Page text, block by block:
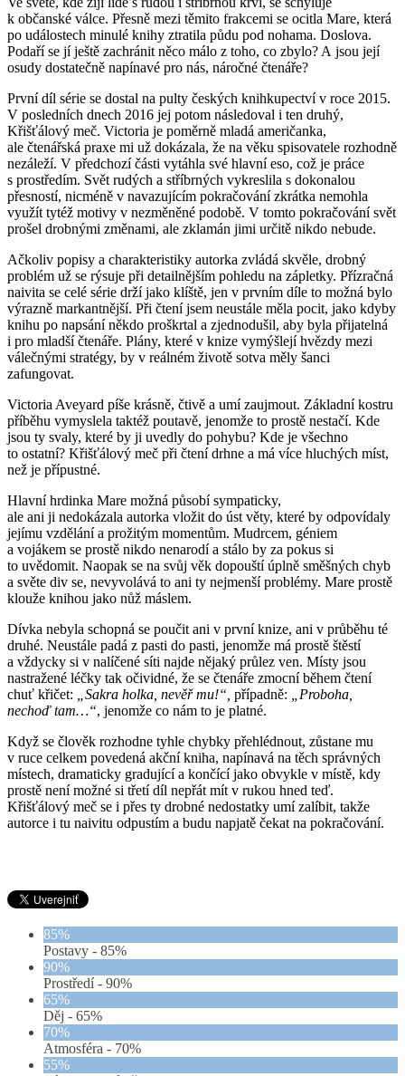
k občanské válce. Přesně mezi těmito frakcemi se ocitla Mare, která
po událostech minulé knihy ztratila půdu pod nohama. Doslova.
Podaří se jí ještě zachránit něco málo z toho, co zbylo? A jsou její
osudy dostatečně napínavé pro nás, náročné čtenáře?
První díl série se dostal na pulty českých knihkupectví v roce 2015.
V posledních dnech 2016 jej potom následoval i ten druhý,
Křišťálový meč. Victoria je poměrně mladá američanka,
ale čtenářská praxe mi už dokázala, že na věku spisovatele rozhodně
nezáleží. V předchozí části vytáhla své hlavní eso, což je práce
s prostředím. Svět rudých a stříbrných vykreslila s dokonalou
přesností, nicméně v navazujícím pokračování zkrátka nemohla
využít tytéž motivy v nezměněné podobě. V tomto pokračování svět
prošel drobnými změnami, ale zklamán jimi určitě nikdo nebude.
Ačkoliv popisy a charakteristiky autorka zvládá skvěle, drobný
problém už se rýsuje při detailnějším pohledu na zápletky. Přízračná
naivita se celé série drží jako klíště, jen v prvním díle to možná bylo
výrazně markantnější. Při čtení jsem neustále měla pocit, jako kdyby
knihu po napsání někdo proškrtal a zjednodušil, aby byla přijatelná
i pro mladší čtenáře. Plány, které v knize vymýšlejí hvězdy mezi
válečnými stratégy, by v reálném životě sotva měly šanci
zafungovat.
Victoria Aveyard píše krásně, čtivě a umí zaujmout. Základní kostru
příběhu vymyslela taktéž poutavě, jenomže to prostě nestačí. Kde
jsou ty svaly, které by ji uvedly do pohybu? Kde je všechno
to ostatní? Křišťálový meč při čtení drhne a má více hluchých míst,
než je přípustné.
Hlavní hrdinka Mare možná působí sympaticky,
ale ani ji nedokázala autorka vložit do úst věty, které by odpovídaly
jejímu vzdělání a prožitým momentům. Mudrcem, géniem
a vojákem se prostě nikdo nenarodí a stálo by za pokus si
to uvědomit. Naopak se na svůj věk dopouští úplně směšných chyb
a světe div se, nevyvolává to ani ty nejmenší problémy. Mare prostě
klouže knihou jako nůž máslem.
Dívka nebyla schopná se poučit ani v první knize, ani v průběhu té
druhé. Neustále padá z pasti do pasti, jenomže má prostě štěstí
a vždycky si v nalíčené síti najde nějaký průlez ven. Místy jsou
nastražené léčky tak očividné, že se čtenáře zmocní během čtení
chuť křičet:
„Sakra holka, nevěř mu!“, případně: „Proboha,
nechoď tam…“, jenomže co nám to je platné.
Když se člověk rozhodne tyhle chybky přehlédnout, zůstane mu
v ruce celkem povedená akční kniha, napínavá na těch správných
místech, dramaticky gradující a končící jako obvykle v místě, kdy
prostě není možné si třetí díl nepřát mít v rukou hned teď.
Křišťálový meč se i přes ty drobné nedostatky umí zalíbit, takže
autorce i tu naivitu odpustím a budu napjatě čekat na pokračování.
85%
Postavy - 85%
90%
Prostředí - 90%
65%
Děj - 65%
70%
Atmosféra - 70%
55%